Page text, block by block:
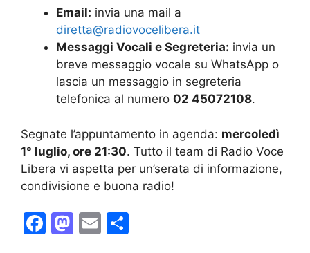
Email: invia una mail a
diretta@radiovocelibera.it
Messaggi Vocali e Segreteria: invia un
breve messaggio vocale su WhatsApp o
lascia un messaggio in segreteria
telefonica al numero 02 45072108.
Segnate l’appuntamento in agenda: mercoledì
1° luglio, ore 21:30. Tutto il team di Radio Voce
Libera vi aspetta per un’serata di informazione,
condivisione e buona radio!
F
M E